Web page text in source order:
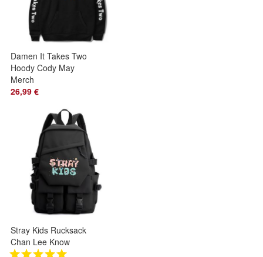
Damen It Takes Two
Hoody Cody May
Merch
Kapuzenpullover
26,99 €
Stray Kids Rucksack
Chan Lee Know
Han Periphery USB-